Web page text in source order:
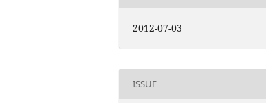
2012-07-03
ISSUE